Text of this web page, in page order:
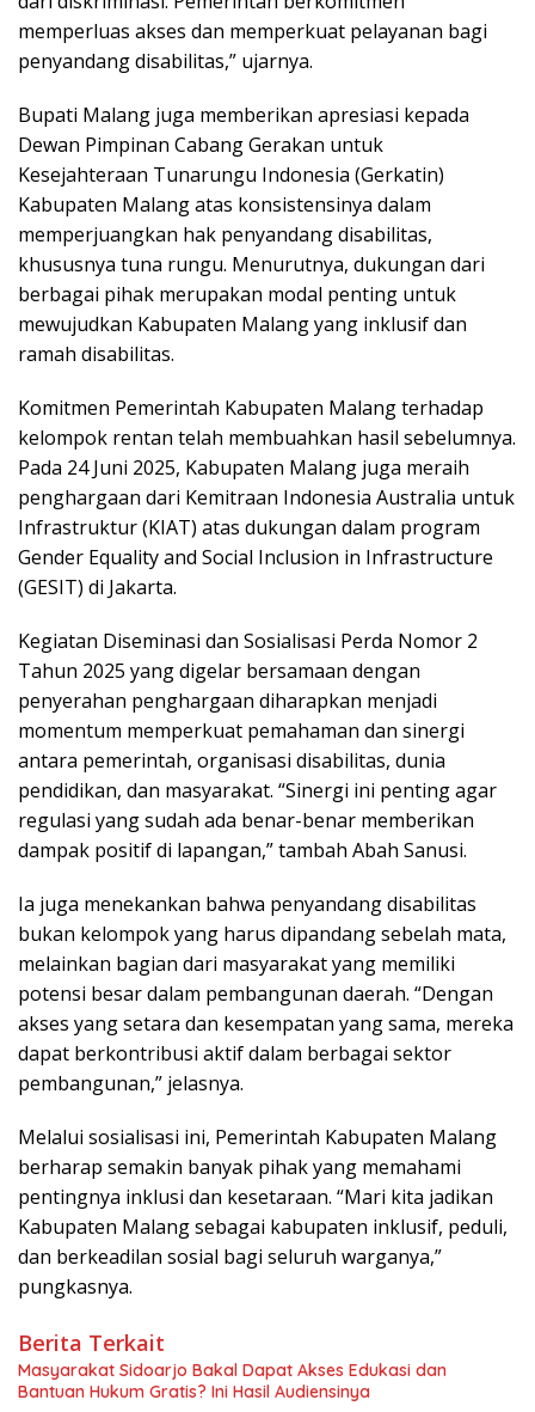
memperluas akses dan memperkuat pelayanan bagi
penyandang disabilitas,” ujarnya.
Bupati Malang juga memberikan apresiasi kepada
Dewan Pimpinan Cabang Gerakan untuk
Kesejahteraan Tunarungu Indonesia (Gerkatin)
Kabupaten Malang atas konsistensinya dalam
memperjuangkan hak penyandang disabilitas,
khususnya tuna rungu. Menurutnya, dukungan dari
berbagai pihak merupakan modal penting untuk
mewujudkan Kabupaten Malang yang inklusif dan
ramah disabilitas.
Komitmen Pemerintah Kabupaten Malang terhadap
kelompok rentan telah membuahkan hasil sebelumnya.
Pada 24 Juni 2025, Kabupaten Malang juga meraih
penghargaan dari Kemitraan Indonesia Australia untuk
Infrastruktur (KIAT) atas dukungan dalam program
Gender Equality and Social Inclusion in Infrastructure
(GESIT) di Jakarta.
Kegiatan Diseminasi dan Sosialisasi Perda Nomor 2
Tahun 2025 yang digelar bersamaan dengan
penyerahan penghargaan diharapkan menjadi
momentum memperkuat pemahaman dan sinergi
antara pemerintah, organisasi disabilitas, dunia
pendidikan, dan masyarakat. “Sinergi ini penting agar
regulasi yang sudah ada benar-benar memberikan
dampak positif di lapangan,” tambah Abah Sanusi.
Ia juga menekankan bahwa penyandang disabilitas
bukan kelompok yang harus dipandang sebelah mata,
melainkan bagian dari masyarakat yang memiliki
potensi besar dalam pembangunan daerah. “Dengan
akses yang setara dan kesempatan yang sama, mereka
dapat berkontribusi aktif dalam berbagai sektor
pembangunan,” jelasnya.
Melalui sosialisasi ini, Pemerintah Kabupaten Malang
berharap semakin banyak pihak yang memahami
pentingnya inklusi dan kesetaraan. “Mari kita jadikan
Kabupaten Malang sebagai kabupaten inklusif, peduli,
dan berkeadilan sosial bagi seluruh warganya,”
pungkasnya.
Berita Terkait
Masyarakat Sidoarjo Bakal Dapat Akses Edukasi dan
Bantuan Hukum Gratis? Ini Hasil Audiensinya